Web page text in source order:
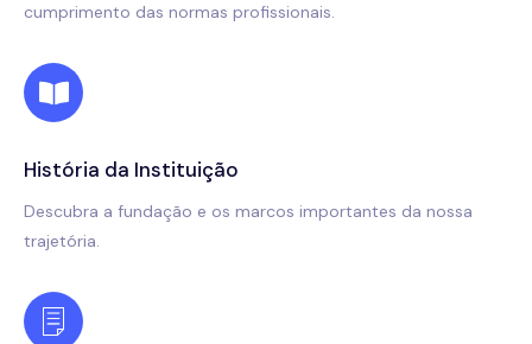
cumprimento das normas profissionais.
História da Instituição
Descubra a fundação e os marcos importantes da nossa
trajetória.